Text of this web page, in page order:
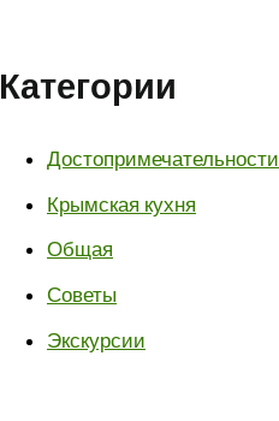
Категории
Достопримечательности
Крымская кухня
Общая
Советы
Экскурсии